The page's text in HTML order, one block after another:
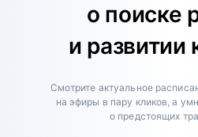
о поиске
и развитии
Смотрите актуальное
на эфиры в пару кликов, а
о предстоящих